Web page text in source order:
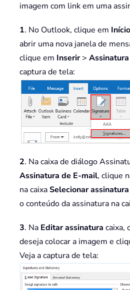
imagem com link em uma
1. No Outlook, clique em Início
abrir uma nova janela de
clique em Inserir> Assinatura
captura de tela:
2. Na caixa de diálogo
Assinatura de E-mail, clique
na caixaSelecionar
o conteúdo da assinatura na
3. Na Editar assinatura caixa,
deseja colocar a imagem e
Veja a captura de tela: